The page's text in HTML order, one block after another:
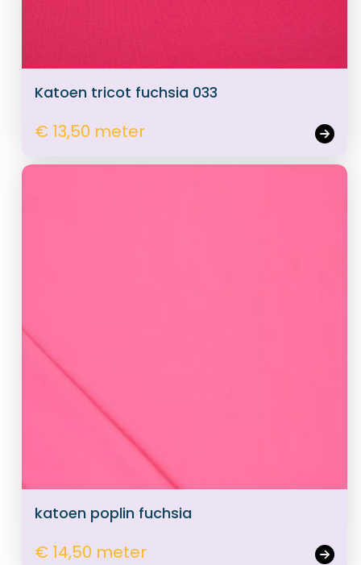
Katoen tricot fuchsia 033
€ 13,50 meter
katoen poplin fuchsia
€ 14,50 meter